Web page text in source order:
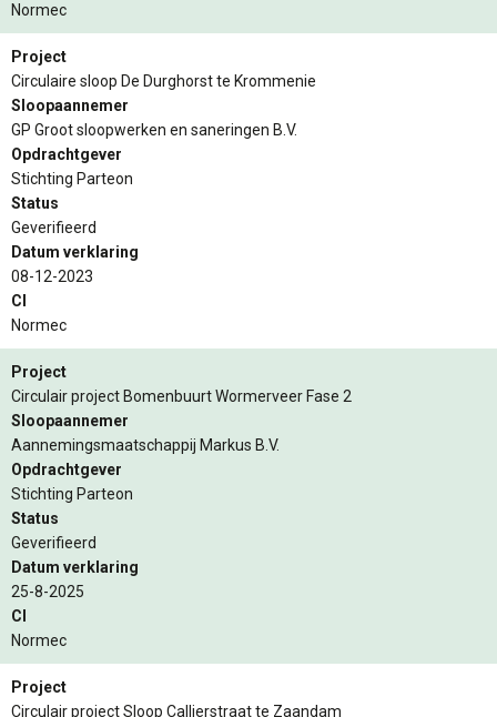
Normec
Project
Circulaire sloop De Durghorst te Krommenie
Sloopaannemer
GP Groot sloopwerken en saneringen B.V.
Opdrachtgever
Stichting Parteon
Status
Geverifieerd
Datum verklaring
08-12-2023
CI
Normec
Project
Circulair project Bomenbuurt Wormerveer Fase 2
Sloopaannemer
Aannemingsmaatschappij Markus B.V.
Opdrachtgever
Stichting Parteon
Status
Geverifieerd
Datum verklaring
25-8-2025
CI
Normec
Project
Circulair project Sloop Callierstraat te Zaandam